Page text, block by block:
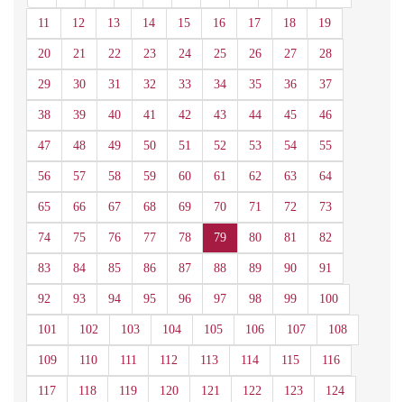
11 12 13 14 15 16 17 18 19
20 21 22 23 24 25 26 27 28
29 30 31 32 33 34 35 36 37
38 39 40 41 42 43 44 45 46
47 48 49 50 51 52 53 54 55
56 57 58 59 60 61 62 63 64
65 66 67 68 69 70 71 72 73
74 75 76 77 78 79 80 81 82
83 84 85 86 87 88 89 90 91
92 93 94 95 96 97 98 99 100
101 102 103 104 105 106 107 108
109 110 111 112 113 114 115 116
117 118 119 120 121 122 123 124